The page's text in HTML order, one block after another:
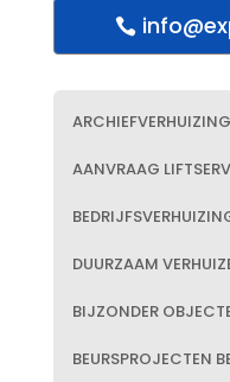
AANVRAAG
DUURZAAM
BIJZONDER
BEURSPROJECTEN